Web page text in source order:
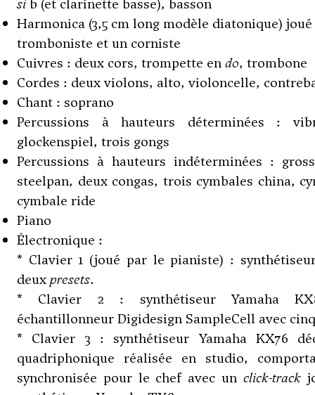
Harmonica (3,5 cm long modèle diatonique)
tromboniste et un corniste
Cuivres : deux cors, trompette endo, trombone
Cordes : deux violons, alto, violoncelle,
Chant : soprano
Percussions à hauteurs déterminées :
glockenspiel, trois gongs
Percussions à hauteurs indéterminées :
steelpan, deux congas, trois cymbales china,
cymbale ride
Piano
Électronique :
* Clavier 1 (joué par le pianiste) : synthétiseur
deuxpresets.
* Clavier 2 : synthétiseur Yamaha
échantillonneur Digidesign SampleCell avec
* Clavier 3 : synthétiseur Yamaha KX76
quadriphonique réalisée en studio,
synchronisée pour le chef avec un click-track